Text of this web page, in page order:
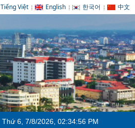
Tiếng Việt English 한국어 中文
Thứ 6, 7/8/2026, 02:34:57 PM